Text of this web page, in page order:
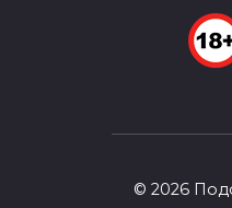
© 2026